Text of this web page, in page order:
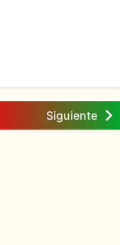
Siguiente